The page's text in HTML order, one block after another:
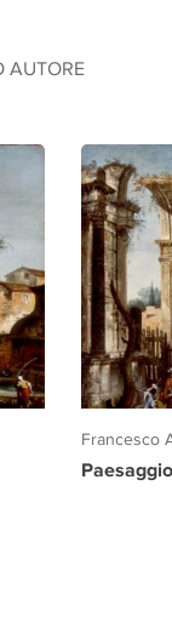
AUTORE
Francesco